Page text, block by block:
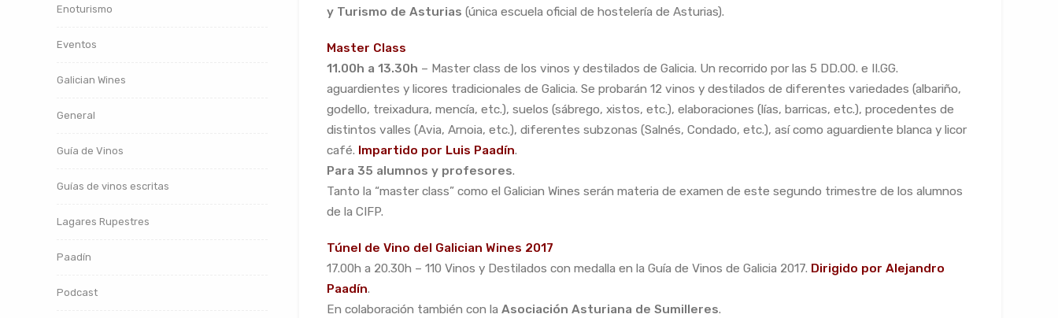
y Turismo de Asturias (única escuela oficial de hostelería de Asturias).
Master Class
11.00h a 13.30h – Master class de los vinos y destilados de Galicia. Un recorrido por las 5 DD.OO. e II.GG.
aguardientes y licores tradicionales de Galicia. Se probarán 12 vinos y destilados de diferentes variedades (albariño,
godello, treixadura, mencía, etc.), suelos (sábrego, xistos, etc.), elaboraciones (lías, barricas, etc.), procedentes de
distintos valles (Avia, Arnoia, etc.), diferentes subzonas (Salnés, Condado, etc.), así como aguardiente blanca y licor
café. Impartido por Luis Paadín.
Para 35 alumnos y profesores.
Tanto la “master class” como el Galician Wines serán materia de examen de este segundo trimestre de los alumnos
de la CIFP.
Túnel de Vino del Galician Wines 2017
17.00h a 20.30h – 110 Vinos y Destilados con medalla en la Guía de Vinos de Galicia 2017. Dirigido por Alejandro
Paadín.
En colaboración también con la Asociación Asturiana de Sumilleres.
Enoturismo
Eventos
Galician Wines
General
Guía de Vinos
Guías de vinos escritas
Lagares Rupestres
Paadín
Podcast